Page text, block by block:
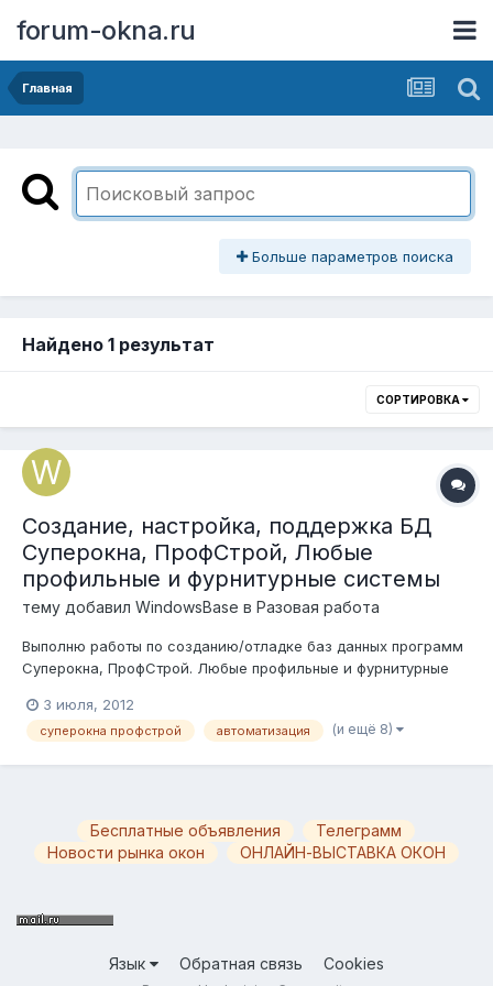
forum-okna.ru
Главная
Больше параметров поиска
Найдено 1 результат
СОРТИРОВКА
Создание, настройка, поддержка БД
Суперокна, ПрофСтрой, Любые
профильные и фурнитурные системы
тему добавил WindowsBase в Разовая работа
Выполню работы по созданию/отладке баз данных программ
Суперокна, ПрофСтрой. Любые профильные и фурнитурные
Суперокна+1С, дополнительные модули, внедрение
соответственно бизнесс-процессов Вашей компании. Работы
3 июля, 2012
суперокна профстрой автоматизация (и ещё 8)
Бесплатные объявления
Телеграмм
Новости рынка окон
ОНЛАЙН-ВЫСТАВКА ОКОН
Язык Обратная связь Cookies